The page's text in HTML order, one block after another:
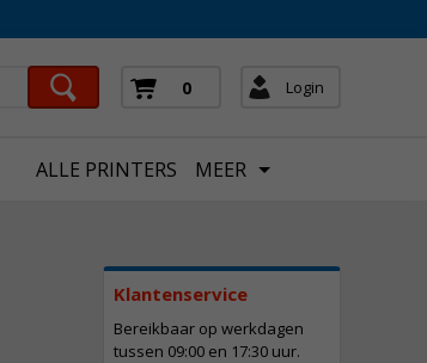
0 Login
ALLE PRINTERS MEER
Klantenservice
Bereikbaar op werkdagen
tussen 09:00 en 17:30 uur.